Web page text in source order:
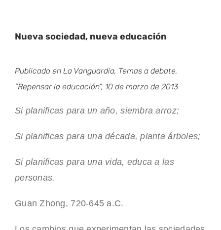
EDUCACIÓ
UNIVERSITATS
GESTIÓ PÚBLICA
INFORMES I ESTUDIS
INICI
Nueva sociedad, nueva educación
Publicado en La Vanguardia, Temas a debate,
“Repensar la educación”, 10 de marzo de 2013
Si planificas para un año, siembra arroz;
Si planificas para una década, planta árboles;
Si planificas para una vida, educa a las
personas.
Guan Zhong, 720-645 a.C.